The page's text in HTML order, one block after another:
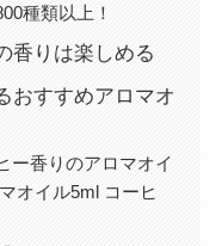
種類以上！
香りは楽しめる
おすすめアロマオ
ー香りのアロマオイ
オイル5ml コーヒ